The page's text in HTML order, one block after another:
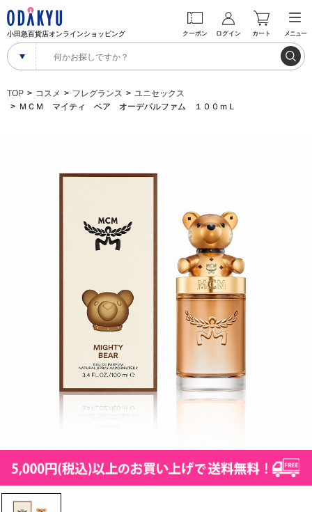
小田急百貨店オンラインショッピング クーポン ログイン カート メニュー
TOP コスメ フレグランス
ユニセックス
ＭＣＭ マイティ ベア オーデパルファム １００ｍＬ